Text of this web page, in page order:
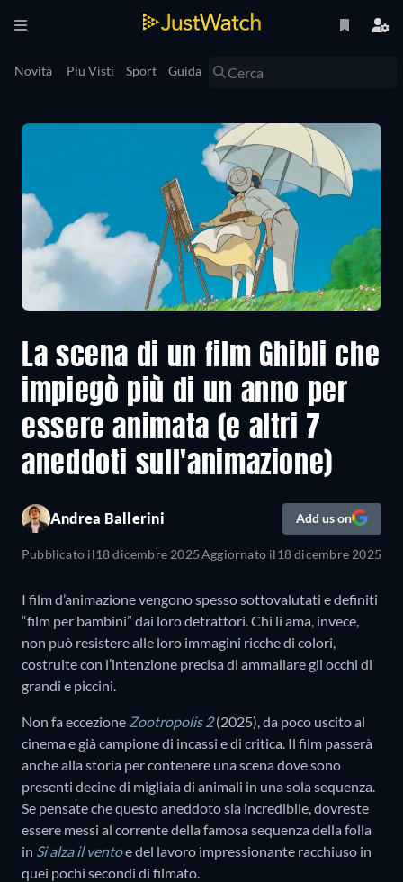
Novità Piu Visti Sport Guida
La scena di un film Ghibli che
impiegò più di un anno per
essere animata (e altri 7
aneddoti sull'animazione)
Andrea Ballerini Add us on
Pubblicato il18 dicembre 2025Aggiornato il18 dicembre 2025
I film d’animazione vengono spesso sottovalutati e definiti
“film per bambini” dai loro detrattori. Chi li ama, invece,
non può resistere alle loro immagini ricche di colori,
costruite con l’intenzione precisa di ammaliare gli occhi di
grandi e piccini.
Non fa eccezione Zootropolis 2(2025), da poco uscito al
cinema e già campione di incassi e di critica. Il film passerà
anche alla storia per contenere una scena dove sono
presenti decine di migliaia di animali in una sola sequenza.
Se pensate che questo aneddoto sia incredibile, dovreste
essere messi al corrente della famosa sequenza della folla
in Si alza il ventoe del lavoro impressionante racchiuso in
quei pochi secondi di filmato.